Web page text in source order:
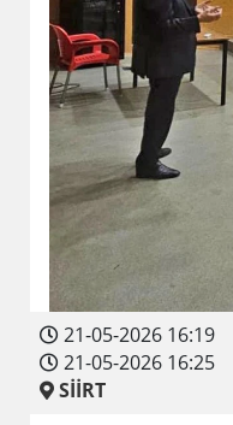
21-05-2026 16:19
21-05-2026 16:25
SİİRT